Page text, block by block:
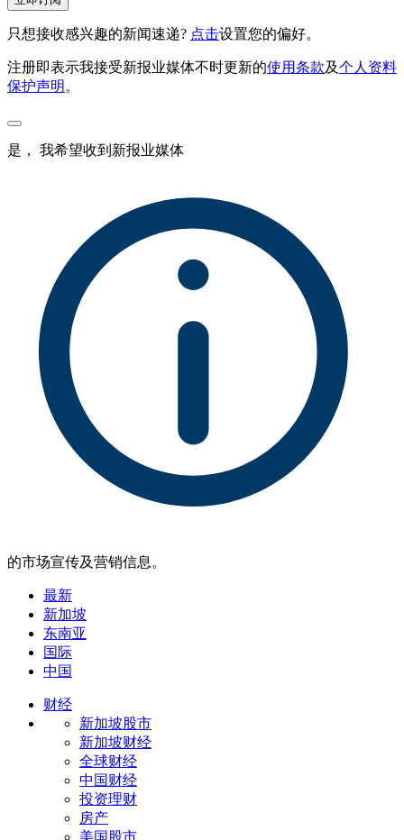
只想接收感兴趣的新闻速递? 点击设置您的偏好。
注册即表示我接受新报业媒体不时更新的使用条款及个人资料
保护声明 。
是， 我希望收到新报业媒体
的市场宣传及营销信息。
最新
新加坡
东南亚
国际
中国
财经
新加坡股市
新加坡财经
全球财经
中国财经
投资理财
房产
美国股市